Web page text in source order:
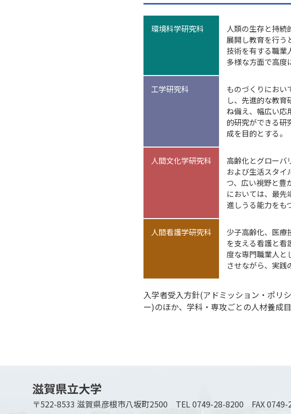
環境科学研究科
人類の生存と持続
展開し教育を行う
技術を有する職業
多様な方面で高度
工学研究科
ものづくりにおい
し、先進的な教
ね備え、幅広い応
的研究ができる研
成を目的とする。
人間文化学研究科
高齢化とグローバ
および生活スタイ
つ、広い視野と豊
においては、最先
進しうる能力をも
人間看護学研究科
少子高齢化、医療
を支える看護と看
度な専門職業人と
させながら、実践
入学者受入方針(アドミッション・ポリ
ー)のほか、学科・専攻ごとの人材養成
滋賀県立大学
〒522-8533 滋賀県彦根市八坂町2500 TEL 0749-28-8200 FAX 0749-